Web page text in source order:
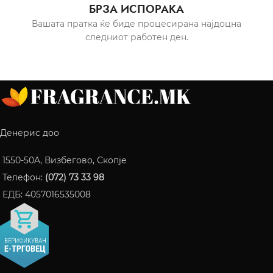
БРЗА ИСПОРАКА
Вашата пратка ќе биде процесирана најдоцна
следниот работен ден.
Денерис доо
1550-50A, Визбегово, Скопје
Телефон: (072) 73 33 98
ЕДБ: 4057016535008